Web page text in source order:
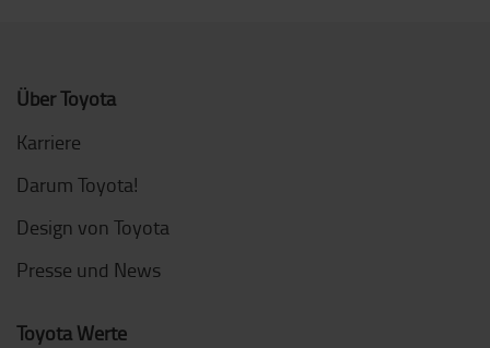
Über Toyota
Karriere
Darum Toyota!
Design von Toyota
Presse und News
Toyota Werte